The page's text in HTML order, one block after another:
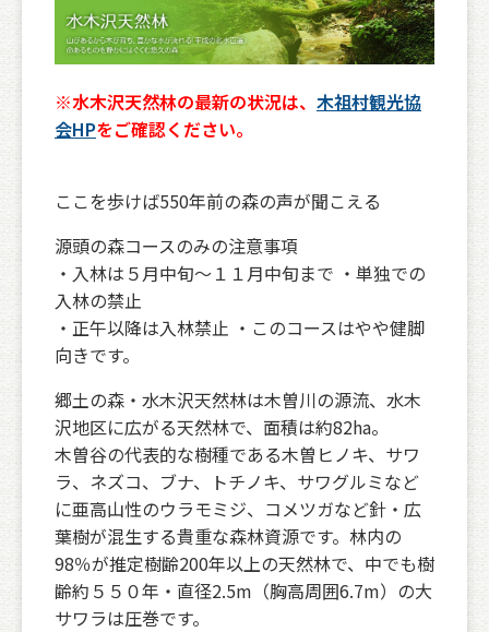
※水木沢天然林の最新の状況は、 木祖村観光協
会HPをご確認ください。
ここを歩けば550年前の森の声が聞こえる
源頭の森コースのみの注意事項
・入林は５月中旬～１１月中旬まで ・単独での
入林の禁止
・正午以降は入林禁止 ・このコースはやや健脚
向きです。
郷土の森・水木沢天然林は木曽川の源流、水木
沢地区に広がる天然林で、面積は約82ha。
木曽谷の代表的な樹種である木曽ヒノキ、サワ
ラ、ネズコ、ブナ、トチノキ、サワグルミなど
に亜高山性のウラモミジ、コメツガなど針・広
葉樹が混生する貴重な森林資源です。林内の
98％が推定樹齢200年以上の天然林で、中でも樹
齢約５５０年・直径2.5m（胸高周囲6.7m）の大
サワラは圧巻です。